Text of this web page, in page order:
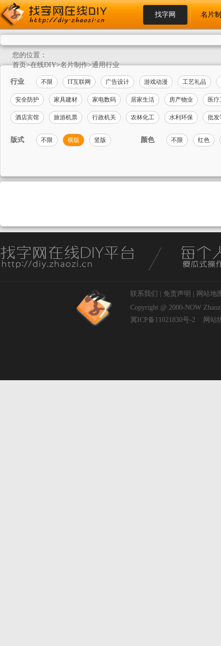
找字网 名片
您的位置：
首页>在线DIY>名片制作>通用行业
行业 不限 IT互联网 广告设计 游戏动漫 工艺礼品
安全防护 家具建材 家电数码 居家生活 房产物业 医
酒店宾馆 旅游机票 行政机关 农林化工 水利环保 批发
版式 不限 横版 竖版 颜色 不限 红色
联系我们 免责声明
网站地
Copyright @ 2000-NOW
冀ICP备11021830号-2
网站